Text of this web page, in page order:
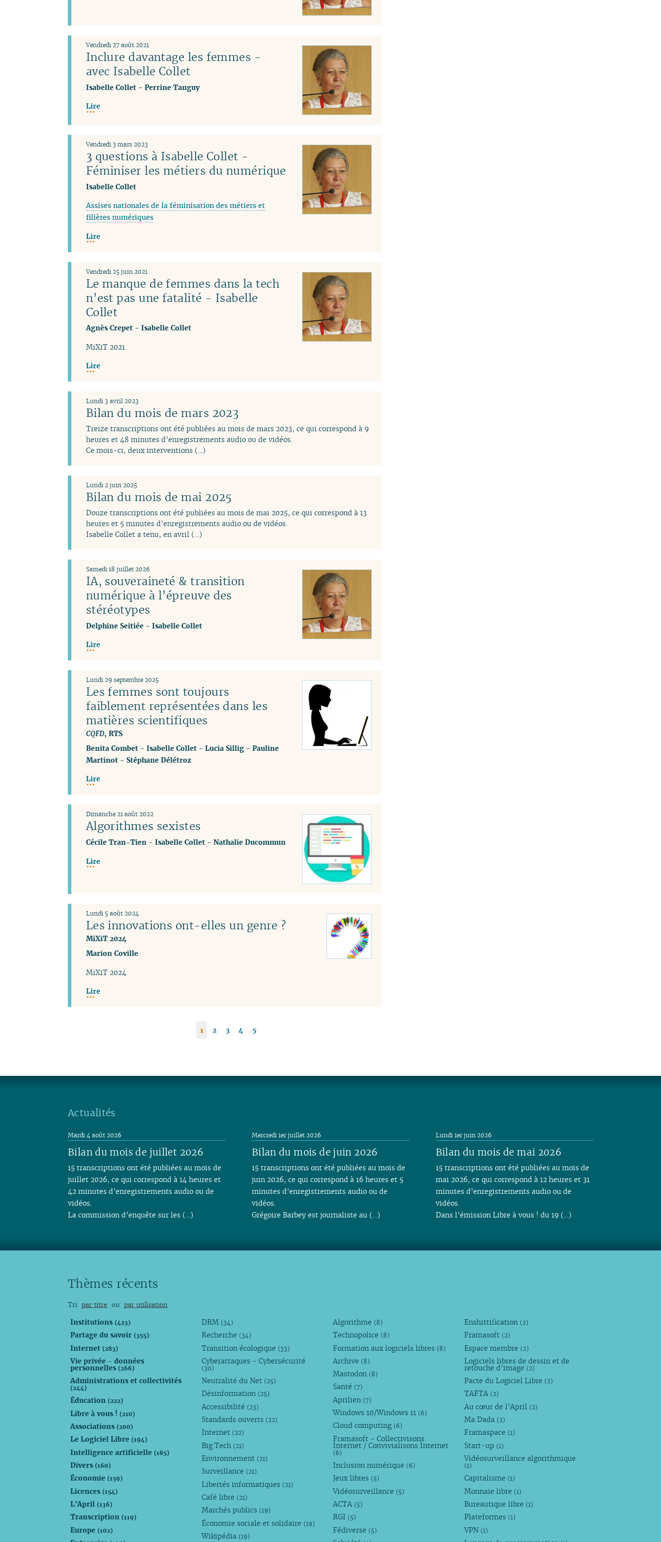
Inclure davantage les femmes -
avec Isabelle Collet
Vendredi 27 août 2021
Isabelle Collet- Perrine Tanguy
Lire
3 questions à Isabelle Collet -
Féminiser les métiers du numérique
Vendredi 3 mars 2023
Isabelle Collet
Assises nationales de la féminisation des métiers et
filières numériques
Lire
Le manque de femmes dans la tech
n’est pas une fatalité - Isabelle
Collet
Vendredi 25 juin 2021
Agnès Crepet- Isabelle Collet
MiXiT 2021
Lire
Bilan du mois de mars 2023
Lundi 3 avril 2023
Treize transcriptions ont été publiées au mois de mars 2023, ce qui correspond à 9
heures et 48 minutes d’enregistrements audio ou de vidéos.
Ce mois-ci, deux interventions (…)
Bilan du mois de mai 2025
Lundi 2 juin 2025
Douze transcriptions ont été publiées au mois de mai 2025, ce qui correspond à 13
heures et 5 minutes d’enregistrements audio ou de vidéos.
Isabelle Collet a tenu, en avril (…)
IA, souveraineté & transition
numérique à l’épreuve des
stéréotypes
Samedi 18 juillet 2026
Delphine Seitiée- Isabelle Collet
Lire
Les femmes sont toujours
faiblement représentées dans les
matières scientifiques
CQFD, RTS
Lundi 29 septembre 2025
Benita Combet- Isabelle Collet- Lucia Sillig- Pauline
Martinot- Stéphane Délétroz
Lire
Algorithmes sexistes
Dimanche 21 août 2022
Cécile Tran-Tien- Isabelle Collet- Nathalie Ducommun
Lire
Les innovations ont-elles un genre ?
MiXiT 2024
Lundi 5 août 2024
Marion Coville
MiXiT 2024
Lire
1 2 3 4 5
Actualités
Bilan du mois de juillet 2026
Mardi 4 août 2026
15 transcriptions ont été publiées au mois de
juillet 2026, ce qui correspond à 14 heures et
42 minutes d’enregistrements audio ou de
vidéos.
La commission d’enquête sur les (…)
Bilan du mois de juin 2026
Mercredi 1er juillet 2026
15 transcriptions ont été publiées au mois de
juin 2026, ce qui correspond à 16 heures et 5
minutes d’enregistrements audio ou de
vidéos.
Grégoire Barbey est journaliste au (…)
Bilan du mois de mai 2026
Lundi 1er juin 2026
15 transcriptions ont été publiées au mois de
mai 2026, ce qui correspond à 12 heures et 31
minutes d’enregistrements audio ou de
vidéos.
Dans l’émission Libre à vous ! du 19 (…)
Thèmes récents
Tri par titre ou par utilisation
Institutions(423)
Partage du savoir(355)
Internet(283)
Vie privée - données
personnelles(266)
Administrations et collectivités
(244)
Éducation(222)
Libre à vous !(210)
Associations(200)
Le Logiciel Libre(194)
Intelligence artificielle(185)
Divers(160)
Économie(159)
Licences(154)
L’April(136)
Transcription(119)
Europe(102)
DRM (34)
Recherche (34)
Transition écologique (33)
Cyberattaques - Cybersécurité
(30)
Neutralité du Net (25)
Désinformation (25)
Accessibilité (23)
Standards ouverts (22)
Internet (22)
Big Tech (21)
Environnement (21)
Surveillance (21)
Libertés informatiques (21)
Café libre (21)
Marchés publics (19)
Économie sociale et solidaire (19)
Wikipédia (19)
Algorithme (8)
Technopolice (8)
Formation aux logiciels libres (8)
Archive (8)
Mastodon (8)
Santé (7)
Aprilien (7)
Windows 10/Windows 11 (6)
Cloud computing (6)
Framasoft - Collectivisons
Internet / Convivialisons Internet
(6)
Inclusion numérique (6)
Jeux libres (5)
Vidéosurveillance (5)
ACTA (5)
RGI (5)
Fédiverse (5)
Enshittification (2)
Framasoft (2)
Espace membre (2)
Logiciels libres de dessin et de
retouche d’image (2)
Pacte du Logiciel Libre (2)
TAFTA (2)
Au cœur de l’April (2)
Ma Dada (2)
Framaspace (1)
Start-up (1)
Vidéosurveillance algorithmique
(1)
Capitalisme (1)
Monnaie libre (1)
Bureautique libre (1)
Plateformes (1)
VPN (1)